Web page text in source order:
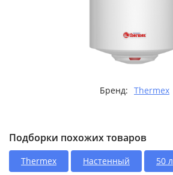
Бренд: Thermex
Подборки похожих товаров
Thermex Настенный 50 л